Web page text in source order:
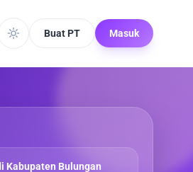
Buat PT Masuk
Kabupaten Bulungan